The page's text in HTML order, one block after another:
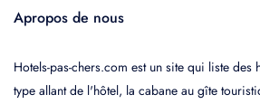
Apropos de nous
Hotels-pas-chers.com est un site qui liste des
type allant de l'hôtel, la cabane au gîte